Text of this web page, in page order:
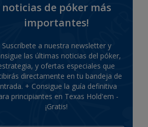
noticias de póker más
importantes!
Suscríbete a nuestra newsletter y
las últimas noticias del póker,
y ofertas especiales que
directamente en tu bandeja de
+ Consigue la guía definitiva
principiantes en Texas Hold'em -
¡Gratis!